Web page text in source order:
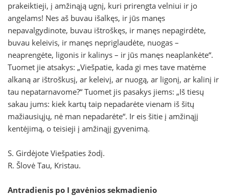
prakeiktieji, į amžinąją ugnį, kuri prirengta velniui ir jo
angelams! Nes aš buvau išalkęs, ir jūs manęs
nepavalgydinote, buvau ištroškęs, ir manęs nepagirdėte,
buvau keleivis, ir manęs nepriglaudėte, nuogas –
neaprengėte, ligonis ir kalinys – ir jūs manęs neaplankėte“.
Tuomet jie atsakys: „Viešpatie, kada gi mes tave matėme
alkaną ar ištroškusį, ar keleivį, ar nuogą, ar ligonį, ar kalinį ir
tau nepatarnavome?“ Tuomet jis pasakys jiems: „Iš tiesų
sakau jums: kiek kartų taip nepadarėte vienam iš šitų
mažiausiųjų, nė man nepadarėte“. Ir eis šitie į amžinąjį
kentėjimą, o teisieji į amžinąjį gyvenimą.
S. Girdėjote Viešpaties žodį.
R. Šlovė Tau, Kristau.
Antradienis po I gavėnios sekmadienio